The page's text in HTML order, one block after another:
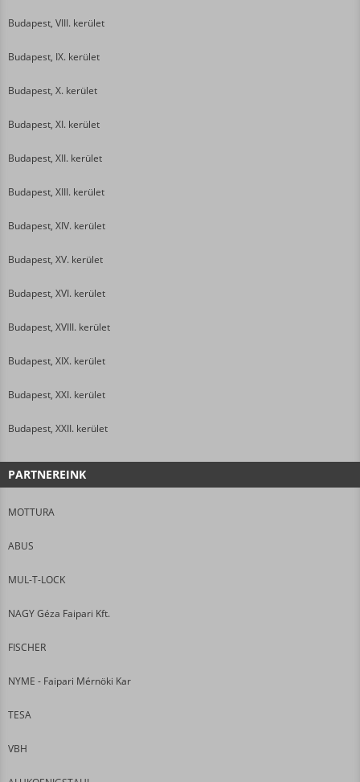
Budapest, VIII. kerület
Budapest, IX. kerület
Budapest, X. kerület
Budapest, XI. kerület
Budapest, XII. kerület
Budapest, XIII. kerület
Budapest, XIV. kerület
Budapest, XV. kerület
Budapest, XVI. kerület
Budapest, XVIII. kerület
Budapest, XIX. kerület
Budapest, XXI. kerület
Budapest, XXII. kerület
PARTNEREINK
MOTTURA
ABUS
MUL-T-LOCK
NAGY Géza Faipari Kft.
FISCHER
NYME - Faipari Mérnöki Kar
TESA
VBH